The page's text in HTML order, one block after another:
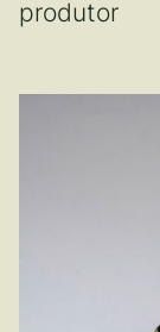
produtor